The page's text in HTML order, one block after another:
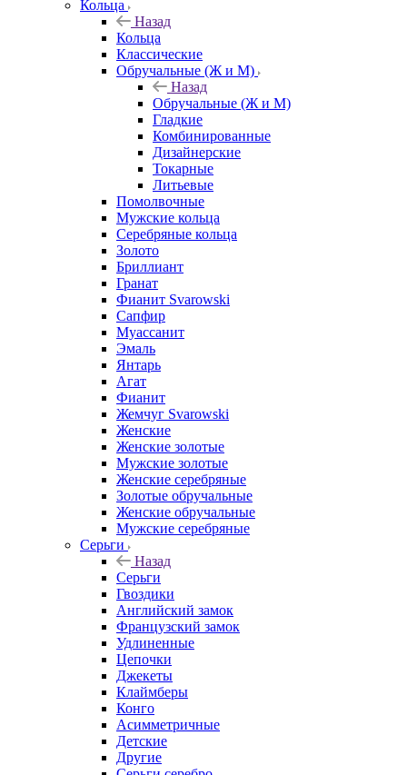
Кольца
Назад
Кольца
Классические
Обручальные (Ж и М)
Назад
Обручальные (Ж и М)
Гладкие
Комбинированные
Дизайнерские
Токарные
Литьевые
Помолвочные
Мужские кольца
Серебряные кольца
Золото
Бриллиант
Гранат
Фианит Svarowski
Сапфир
Муассанит
Эмаль
Янтарь
Агат
Фианит
Жемчуг Svarowski
Женские
Женские золотые
Мужские золотые
Женские серебряные
Золотые обручальные
Женские обручальные
Мужские серебряные
Серьги
Назад
Серьги
Гвоздики
Английский замок
Французский замок
Удлиненные
Цепочки
Джекеты
Клаймберы
Конго
Асимметричные
Детские
Другие